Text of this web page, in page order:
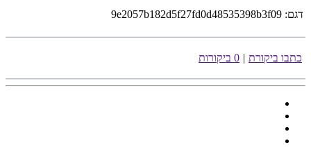
דגם: 9e2057b182d5f27fd0d48535398b3f09
כתבו ביקורת | 0 ביקורות